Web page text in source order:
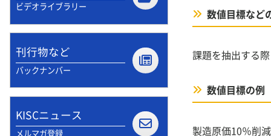
数値目標など
課題を抽出する
数値目標の例
製造原価10％削
ビデオライブラリー
刊行物など
バックナンバー
KISCニュース
メルマガ登録